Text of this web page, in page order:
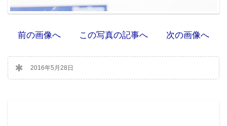
前の画像へ この写真の記事へ 次の画像へ
2016年5月28日